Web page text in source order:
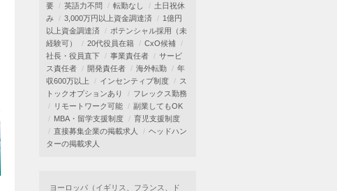
要
英語力不問 転勤なし
土日祝休
み
3,000万円以上資金調達済
1億円
以上資金調達済
ポテンシャル採用（未
経験可）
20代役員在籍
CxO候補
社長・役員直下
事業責任者
サービ
ス責任者
開発責任者 海外転勤
年
収600万以上
インセンティブ制度
ス
トックオプションあり
フレックス勤務
リモートワーク可能
副業してもOK
MBA・留学支援制度
育児支援制度
直接募集企業の掲載求人
ヘッドハン
ターの掲載求人
ヨーロッパ（イギリス、フランス、ド